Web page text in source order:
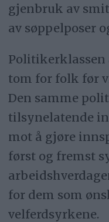
gjenbruk av
av søppelposer
Politikerklassen
tom for folk før
Den samme
tilsynelatende
mot å gjøre
først og fremst
for dem som
velferdsyrkene.